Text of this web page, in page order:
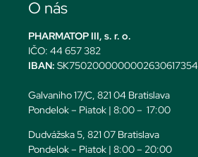
O nás
PHARMATOP III, s. r. o.
IČO: 44 657 382
IBAN: SK7502000000002630617354
Galvaniho 17/C, 821 04 Bratislava
Pondelok – Piatok | 8:00 – 17:00
Dudvážska 5, 821 07 Bratislava
Pondelok – Piatok | 8:00 – 20:00